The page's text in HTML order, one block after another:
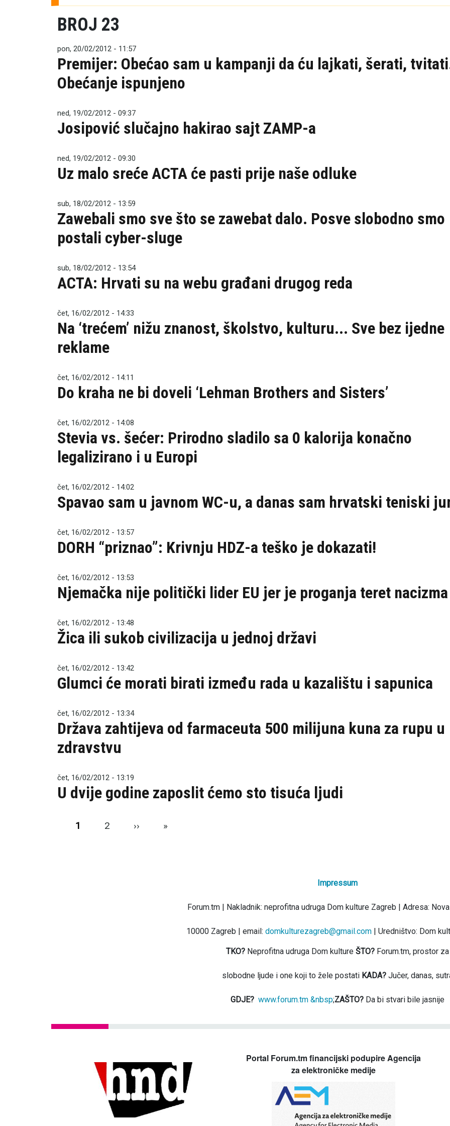
BROJ 23
pon, 20/02/2012 - 11:57
Premijer: Obećao sam u kampanji da ću lajkati, šerati,
Obećanje ispunjeno
ned, 19/02/2012 - 09:37
Josipović slučajno hakirao sajt ZAMP-a
ned, 19/02/2012 - 09:30
Uz malo sreće ACTA će pasti prije naše odluke
sub, 18/02/2012 - 13:59
Zawebali smo sve što se zawebat dalo. Posve slobodno smo
postali cyber-sluge
sub, 18/02/2012 - 13:54
ACTA: Hrvati su na webu građani drugog reda
čet, 16/02/2012 - 14:33
Na ‘trećem’ nižu znanost, školstvo, kulturu... Sve bez ijedne
reklame
čet, 16/02/2012 - 14:11
Do kraha ne bi doveli ‘Lehman Brothers and Sisters’
čet, 16/02/2012 - 14:08
Stevia vs. šećer: Prirodno sladilo sa 0 kalorija konačno
legalizirano i u Europi
čet, 16/02/2012 - 14:02
Spavao sam u javnom WC-u, a danas sam hrvatski teniski
čet, 16/02/2012 - 13:57
DORH “priznao”: Krivnju HDZ-a teško je dokazati!
čet, 16/02/2012 - 13:53
Njemačka nije politički lider EU jer je proganja teret nacizma
čet, 16/02/2012 - 13:48
Žica ili sukob civilizacija u jednoj državi
čet, 16/02/2012 - 13:42
Glumci će morati birati između rada u kazalištu i sapunica
čet, 16/02/2012 - 13:34
Država zahtijeva od farmaceuta 500 milijuna kuna za rupu u
zdravstvu
čet, 16/02/2012 - 13:19
U dvije godine zaposlit ćemo sto tisuća ljudi
Pagination
1 2 ›› Next page
»
Impressum
Forum.tm | Nakladnik: neprofitna udruga Dom kulture Zagreb | Adresa:
10000 Zagreb | email: domkulturezagreb@gmail.com | Uredništvo: Dom
TKO? Neprofitna udruga Dom kulture ŠTO? Forum.tm, prostor za
slobodne ljude i one koji to žele postati KADA? Jučer, danas,
GDJE? www.forum.tm &nbsp;ZAŠTO? Da bi stvari bile jasnije
Portal Forum.tm financijski podupire Agencija
za elektroničke medije